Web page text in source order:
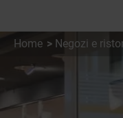
Home Negozi e